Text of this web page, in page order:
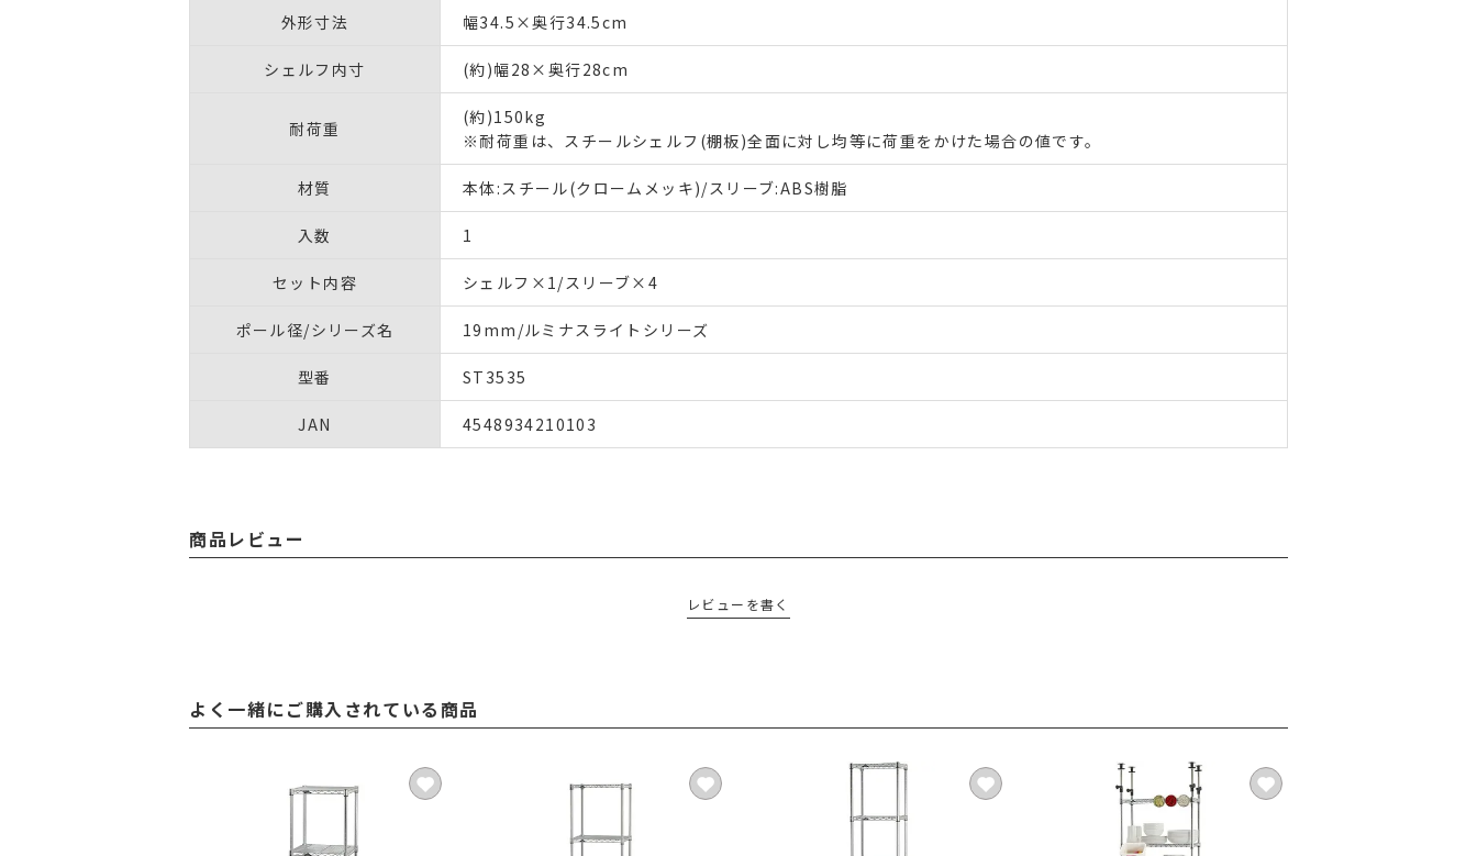
外形寸法 幅34.5×奥行34.5cm
シェルフ内寸 (約)幅28×奥行28cm
耐荷重
(約)150kg
※耐荷重は、スチールシェルフ(棚板)全面に対し均等に荷重をかけた場合の値です。
材質 本体:スチール(クロームメッキ)/スリーブ:ABS樹脂
入数 1
セット内容 シェルフ×1/スリーブ×4
ポール径/シリーズ名 19mm/ルミナスライトシリーズ
型番 ST3535
JAN 4548934210103
商品レビュー
レビューを書く
よく一緒にご購入されている商品